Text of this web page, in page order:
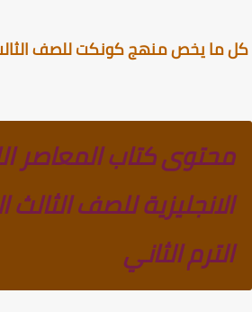
يخص منهج كونكت للصف الثالث
محتوى كتاب المعاصر
الترم الثاني